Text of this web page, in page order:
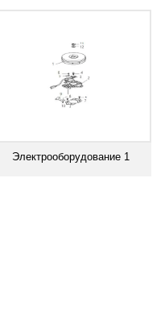
Электрооборудование 1